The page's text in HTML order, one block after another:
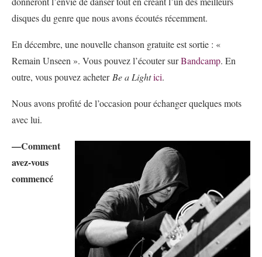
disques du genre que nous avons écoutés récemment.
En décembre, une nouvelle chanson gratuite est sortie : «
Remain Unseen ». Vous pouvez l’écouter surBandcamp. En
outre, vous pouvez acheter Be a Lightici.
Nous avons profité de l’occasion pour échanger quelques mots
avec lui.
—Comment
avez-vous
commencé